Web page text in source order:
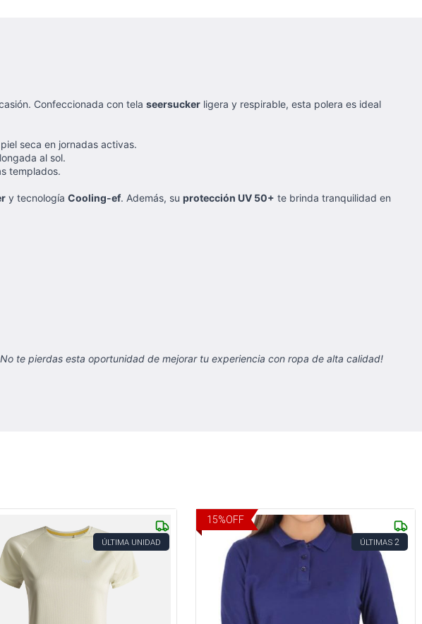
Confeccionada con tela seersucker ligera y respirable, esta polera es ideal
seca en jornadas activas.
al sol.
templados.
y tecnología Cooling-ef. Además, su protección UV 50+ te brinda tranquilidad en
te pierdas esta oportunidad de mejorar tu experiencia con ropa de alta calidad!
ÚLTIMA UNIDAD
15%OFF
ÚLTIMAS 2